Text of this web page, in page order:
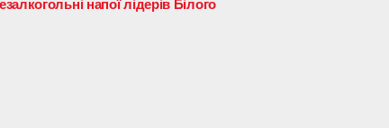
напої лідерів Білого